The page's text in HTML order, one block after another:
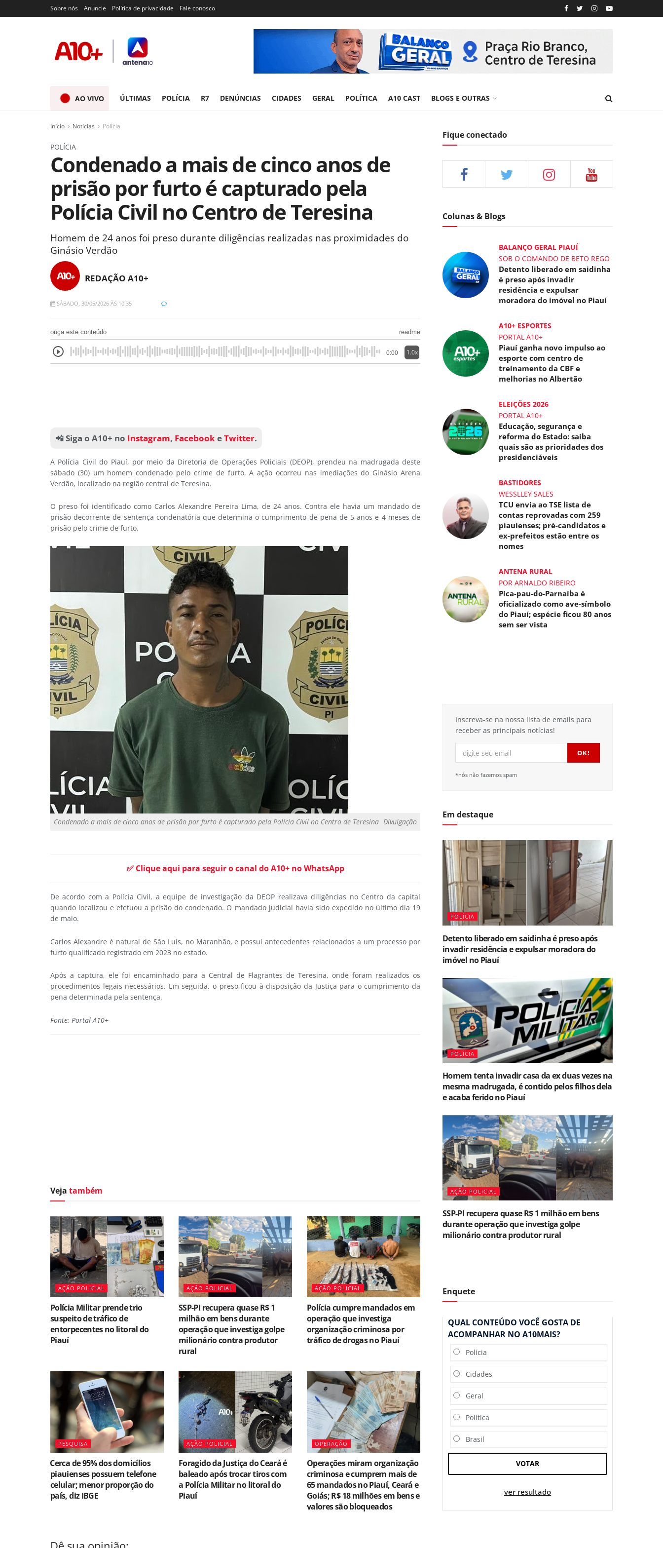
Sobre nós Anuncie Política de privacidade Fale conosco
AO VIVO ÚLTIMAS POLÍCIA R7 DENÚNCIAS CIDADES GERAL POLÍTICA A10 CAST BLOGS E OUTRAS
Início Notícias Polícia
POLÍCIA
Condenado a mais de cinco anos de
prisão por furto é capturado pela
Polícia Civil no Centro de Teresina
Homem de 24 anos foi preso durante diligências realizadas nas proximidades do
Ginásio Verdão
REDAÇÃO A10+
SÁBADO, 30/05/2026 ÀS 10:35
ouça este conteúdo readme
0:00 1.0x
📲 Siga o A10+ no Instagram, FacebookeTwitter.
A Polícia Civil do Piauí, por meio da Diretoria de Operações Policiais (DEOP), prendeu na madrugada deste
sábado (30) um homem condenado pelo crime de furto. A ação ocorreu nas imediações do Ginásio Arena
Verdão, localizado na região central de Teresina.
O preso foi identificado como Carlos Alexandre Pereira Lima, de 24 anos. Contra ele havia um mandado de
prisão decorrente de sentença condenatória que determina o cumprimento de pena de 5 anos e 4 meses de
prisão pelo crime de furto.
Condenado a mais de cinco anos de prisão por furto é capturado pela Polícia Civil no Centro de Teresina Divulgação
✅ Clique aqui para seguir o canal do A10+ no WhatsApp
De acordo com a Polícia Civil, a equipe de investigação da DEOP realizava diligências no Centro da capital
quando localizou e efetuou a prisão do condenado. O mandado judicial havia sido expedido no último dia 19
de maio.
Carlos Alexandre é natural de São Luís, no Maranhão, e possui antecedentes relacionados a um processo por
furto qualificado registrado em 2023 no estado.
Após a captura, ele foi encaminhado para a Central de Flagrantes de Teresina, onde foram realizados os
procedimentos legais necessários. Em seguida, o preso ficou à disposição da Justiça para o cumprimento da
pena determinada pela sentença.
Fonte: Portal A10+
Veja também
AÇÃO POLICIAL
Polícia Militar prende trio
suspeito de tráfico de
entorpecentes no litoral do
Piauí
AÇÃO POLICIAL
SSP-PI recupera quase R$ 1
milhão em bens durante
operação que investiga golpe
milionário contra produtor
rural
AÇÃO POLICIAL
Polícia cumpre mandados em
operação que investiga
organização criminosa por
tráfico de drogas no Piauí
PESQUISA
⁠Cerca de 95% dos domicílios
piauienses possuem telefone
celular; menor proporção do
país, diz IBGE
AÇÃO POLICIAL
Foragido da Justiça do Ceará é
baleado após trocar tiros com
a Polícia Militar no litoral do
Piauí
OPERAÇÃO
Operações miram organização
criminosa e cumprem mais de
65 mandados no Piauí, Ceará e
Goiás; R$ 18 milhões em bens e
valores são bloqueados
Fique conectado
Colunas & Blogs
BALANÇO GERAL PIAUÍ
SOB O COMANDO DE BETO REGO
Detento liberado em saidinha
é preso após invadir
residência e expulsar
moradora do imóvel no Piauí
A10+ ESPORTES
PORTAL A10+
Piauí ganha novo impulso ao
esporte com centro de
treinamento da CBF e
melhorias no Albertão
ELEIÇÕES 2026
PORTAL A10+
Educação, segurança e
reforma do Estado: saiba
quais são as prioridades dos
presidenciáveis
BASTIDORES
WESSLLEY SALES
TCU envia ao TSE lista de
contas reprovadas com 259
piauienses; pré-candidatos e
ex-prefeitos estão entre os
nomes
ANTENA RURAL
POR ARNALDO RIBEIRO
Pica-pau-do-Parnaíba é
oficializado como ave-símbolo
do Piauí; espécie ficou 80 anos
sem ser vista
Inscreva-se na nossa lista de emails para
receber as principais notícias!
*nós não fazemos spam
Em destaque
POLÍCIA
Detento liberado em saidinha é preso após
invadir residência e expulsar moradora do
imóvel no Piauí
POLÍCIA
Homem tenta invadir casa da ex duas vezes na
mesma madrugada, é contido pelos filhos dela
e acaba ferido no Piauí
AÇÃO POLICIAL
SSP-PI recupera quase R$ 1 milhão em bens
durante operação que investiga golpe
milionário contra produtor rural
Enquete
QUAL CONTEÚDO VOCÊ GOSTA DE
ACOMPANHAR NO A10MAIS?
Polícia
Cidades
Geral
Política
Brasil
VOTAR
ver resultado